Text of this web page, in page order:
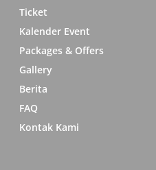
Ticket
Kalender Event
Packages & Offers
Gallery
Berita
FAQ
Kontak Kami